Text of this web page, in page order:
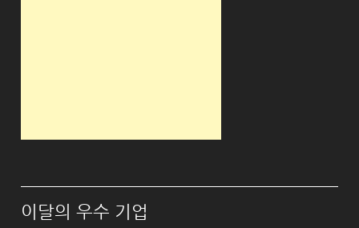
이달의 우수 기업